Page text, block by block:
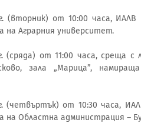
(вторник) от 10:00 часа,
на Аграрния университет.
(сряда) от 11:00 часа, среща
зала „Марица”,
(четвъртък) от 10:30 часа,
на Областна администрация –